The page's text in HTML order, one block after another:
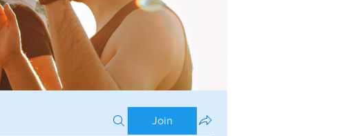
Join